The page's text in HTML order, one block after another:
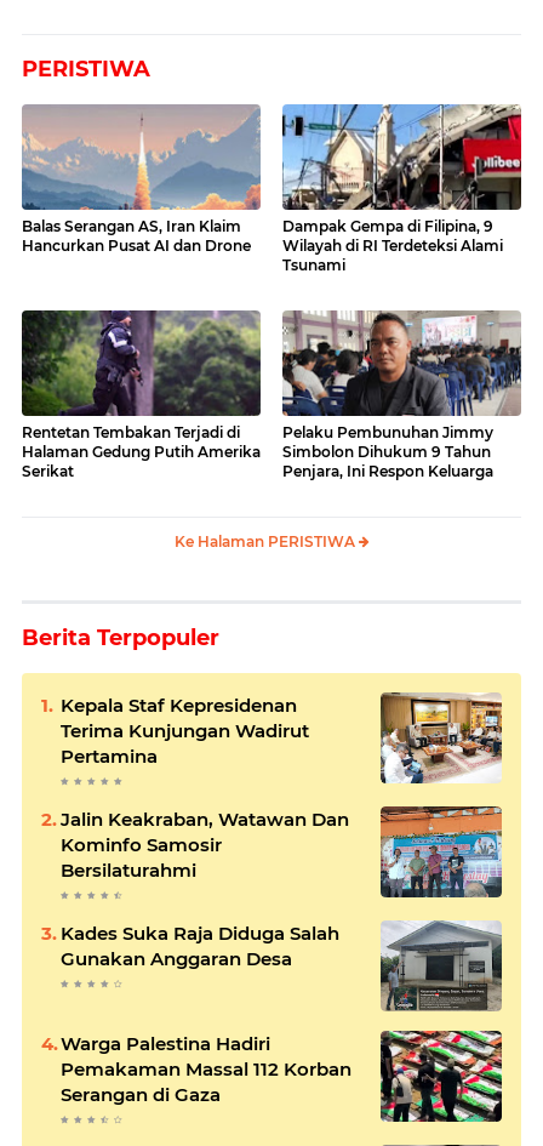
PERISTIWA
Balas Serangan AS, Iran Klaim
Hancurkan Pusat AI dan Drone
Dampak Gempa di Filipina, 9
Wilayah di RI Terdeteksi Alami
Tsunami
Rentetan Tembakan Terjadi di
Halaman Gedung Putih Amerika
Serikat
Pelaku Pembunuhan Jimmy
Simbolon Dihukum 9 Tahun
Penjara, Ini Respon Keluarga
Ke Halaman PERISTIWA
Berita Terpopuler
Kepala Staf Kepresidenan
Terima Kunjungan Wadirut
Pertamina
Jalin Keakraban, Watawan Dan
Kominfo Samosir
Bersilaturahmi
Kades Suka Raja Diduga Salah
Gunakan Anggaran Desa
Warga Palestina Hadiri
Pemakaman Massal 112 Korban
Serangan di Gaza